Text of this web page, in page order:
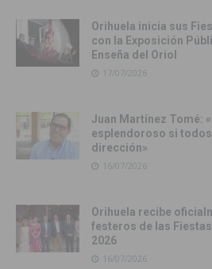
Orihuela inicia sus
con la Exposición
Enseña del Oriol
17/07/2026
Juan Martínez Tomé:
esplendoroso si
dirección»
16/07/2026
Orihuela recibe
festeros de las
2026
16/07/2026